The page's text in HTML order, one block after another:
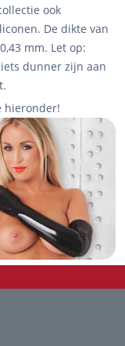
ook
De dikte van
mm. Let op:
dunner zijn aan
hieronder!